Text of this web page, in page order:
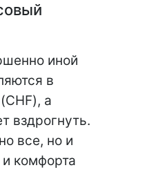
иной
в
а
вздрогнуть.
все, но и
комфорта